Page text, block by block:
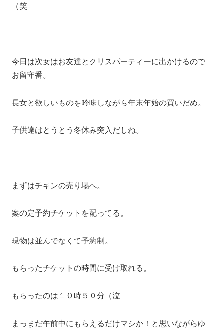
（笑
今日は次女はお友達とクリスパーティーに出かけるので
お留守番。
長女と欲しいものを吟味しながら年末年始の買いだめ。
子供達はとうとう冬休み突入だしね。
まずはチキンの売り場へ。
案の定予約チケットを配ってる。
現物は並んでなくて予約制。
もらったチケットの時間に受け取れる。
もらったのは１０時５０分（泣
まっまだ午前中にもらえるだけマシか！と思いながらゆ